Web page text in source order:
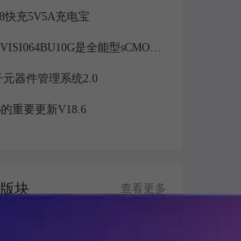
快充5V5A充电宝
是全能型sCMOS
元器件管理系统2.0
的重要更新V18.6
块 查看更多